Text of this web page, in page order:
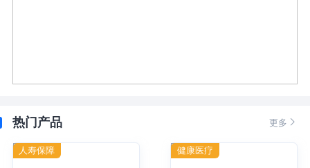
热门产品 更多 
人寿保障 健康医疗